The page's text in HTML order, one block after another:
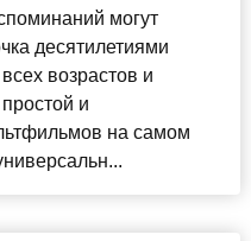
могут
десятилетиями
возрастов и
и
на самом